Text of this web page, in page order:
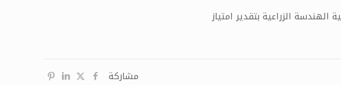
الزراعية بتقدير امتياز
مشاركة